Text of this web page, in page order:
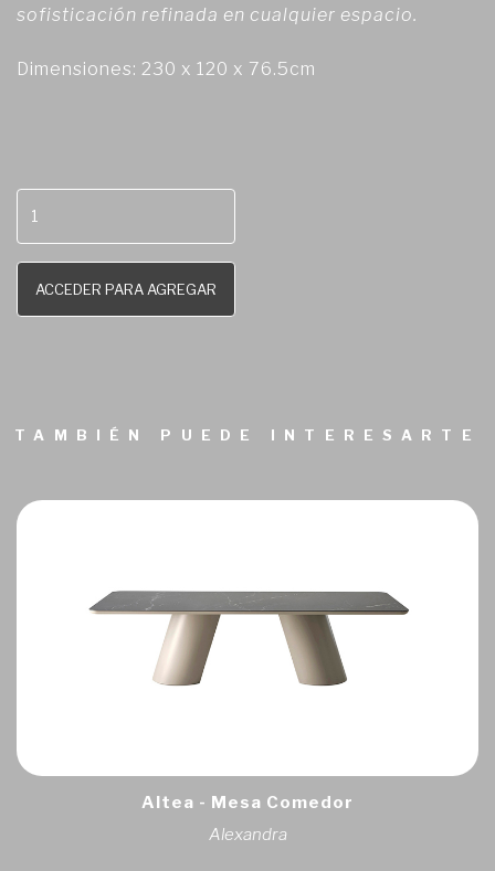
sofisticación refinada en cualquier espacio.
Dimensiones: 230 x 120 x 76.5cm
ACCEDER PARA AGREGAR
TAMBIÉN PUEDE INTERESARTE
Altea - Mesa Comedor
Alexandra